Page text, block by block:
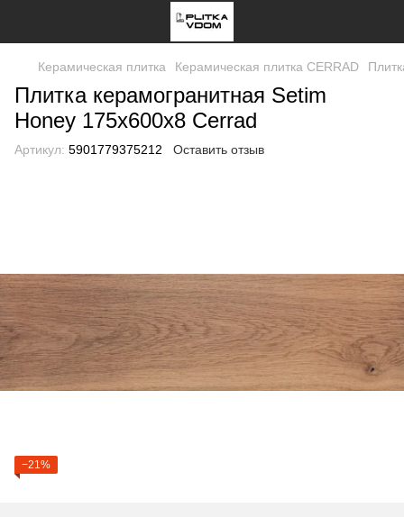
Керамическая плитка Керамическая плитка CERRAD
Плитка керамогранитная Setim
Honey 175x600x8 Cerrad
Артикул: 5901779375212 Оставить отзыв
−21%